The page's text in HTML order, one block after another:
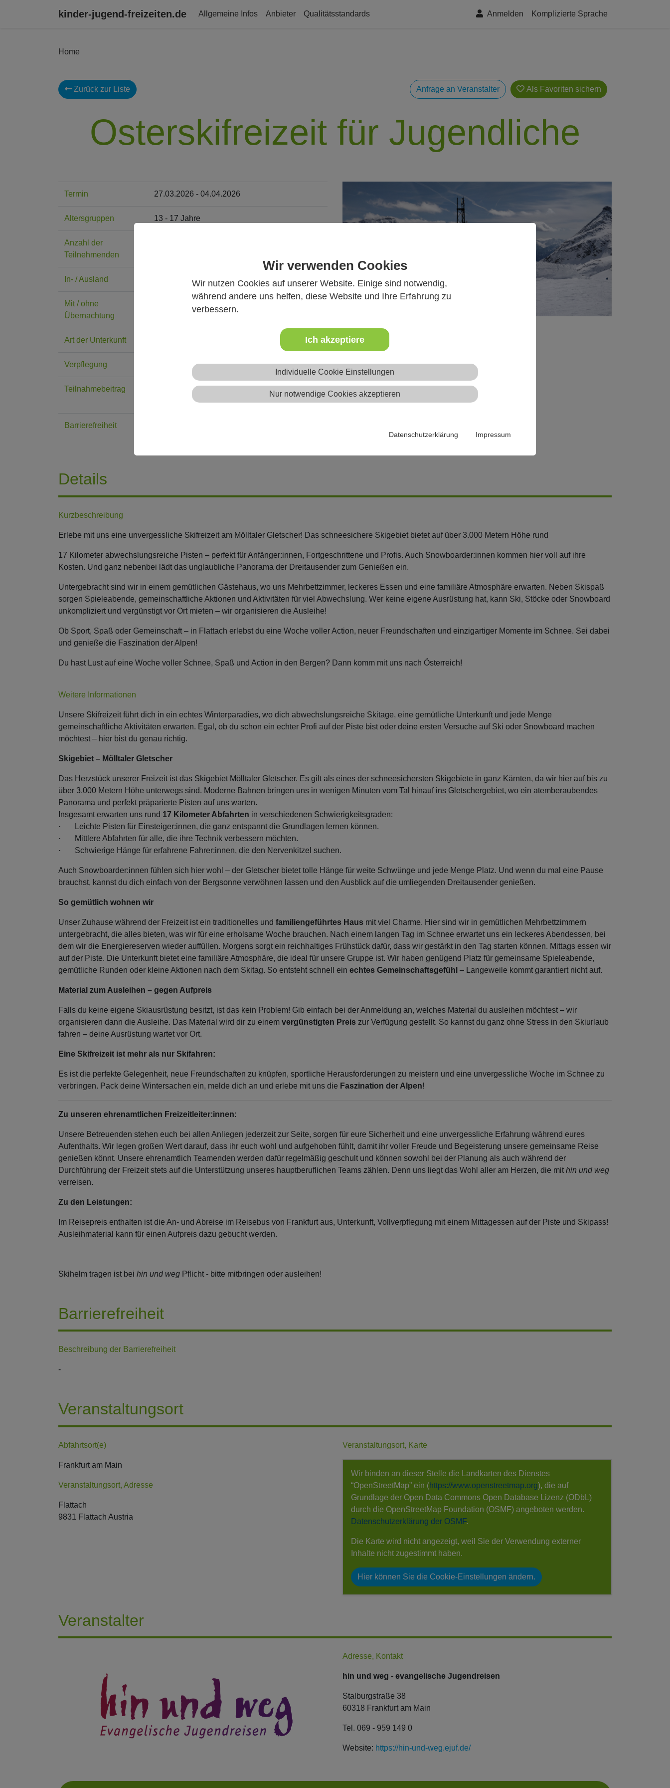
Wir verwenden Cookies
Wir nutzen Cookies auf unserer Website. Einige sind notwendig,
während andere uns helfen, diese Website und Ihre Erfahrung zu
verbessern.
Ich akzeptiere
Individuelle Cookie Einstellungen
Nur notwendige Cookies akzeptieren
Datenschutzerklärung Impressum
kinder-jugend-freizeiten.de Allgemeine Infos Anbieter Qualitätsstandards Anmelden Komplizierte Sprache
Home
Zurück zur Liste Anfrage an Veranstalter Als Favoriten
Osterskifreizeit für Jugendliche
Termin 27.03.2026 - 04.04.2026
Altersgruppen 13 - 17 Jahre
Anzahl der
Teilnehmenden
In- / Ausland
Mit / ohne
Übernachtung
Art der Unterkunft
Verpflegung Vollverpflegung
Teilnahmebeitrag
€ Frühbucher-Preis: 579€ p.P. // ab 01.02.2026:
Barrierefreiheit
Details
Kurzbeschreibung
Erlebe mit uns eine unvergessliche Skifreizeit am Mölltaler Gletscher! Das schneesichere Skigebiet bietet auf über 3.000 Metern Höhe rund
17 Kilometer abwechslungsreiche Pisten – perfekt für Anfänger:innen, Fortgeschrittene und Profis. Auch Snowboarder:innen kommen hier voll auf ihre
Kosten. Und ganz nebenbei lädt das unglaubliche Panorama der Dreitausender zum Genießen ein.
Untergebracht sind wir in einem gemütlichen Gästehaus, wo uns Mehrbettzimmer, leckeres Essen und eine familiäre Atmosphäre erwarten. Neben Skispaß
sorgen Spieleabende, gemeinschaftliche Aktionen und Aktivitäten für viel Abwechslung. Wer keine eigene Ausrüstung hat, kann Ski, Stöcke oder Snowboard
unkompliziert und vergünstigt vor Ort mieten – wir organisieren die Ausleihe!
Ob Sport, Spaß oder Gemeinschaft – in Flattach erlebst du eine Woche voller Action, neuer Freundschaften und einzigartiger Momente im Schnee. Sei dabei
und genieße die Faszination der Alpen!
Du hast Lust auf eine Woche voller Schnee, Spaß und Action in den Bergen? Dann komm mit uns nach Österreich!
Weitere Informationen
Unsere Skifreizeit führt dich in ein echtes Winterparadies, wo dich abwechslungsreiche Skitage, eine gemütliche Unterkunft und jede Menge
gemeinschaftliche Aktivitäten erwarten. Egal, ob du schon ein echter Profi auf der Piste bist oder deine ersten Versuche auf Ski oder Snowboard machen
möchtest – hier bist du genau richtig.
Skigebiet – Mölltaler Gletscher
Das Herzstück unserer Freizeit ist das Skigebiet Mölltaler Gletscher. Es gilt als eines der schneesichersten Skigebiete in ganz Kärnten, da wir hier auf bis zu
über 3.000 Metern Höhe unterwegs sind. Moderne Bahnen bringen uns in wenigen Minuten vom Tal hinauf ins Gletschergebiet, wo ein atemberaubendes
Panorama und perfekt präparierte Pisten auf uns warten.
Insgesamt erwarten uns rund 17 Kilometer Abfahrten in verschiedenen Schwierigkeitsgraden:
· Leichte Pisten für Einsteiger:innen, die ganz entspannt die Grundlagen lernen können.
· Mittlere Abfahrten für alle, die ihre Technik verbessern möchten.
· Schwierige Hänge für erfahrene Fahrer:innen, die den Nervenkitzel suchen.
Auch Snowboarder:innen fühlen sich hier wohl – der Gletscher bietet tolle Hänge für weite Schwünge und jede Menge Platz. Und wenn du mal eine Pause
brauchst, kannst du dich einfach von der Bergsonne verwöhnen lassen und den Ausblick auf die umliegenden Dreitausender genießen.
So gemütlich wohnen wir
Unser Zuhause während der Freizeit ist ein traditionelles und familiengeführtes Haus mit viel Charme. Hier sind wir in gemütlichen Mehrbettzimmern
untergebracht, die alles bieten, was wir für eine erholsame Woche brauchen. Nach einem langen Tag im Schnee erwartet uns ein leckeres Abendessen, bei
dem wir die Energiereserven wieder auffüllen. Morgens sorgt ein reichhaltiges Frühstück dafür, dass wir gestärkt in den Tag starten können. Mittags essen wir
auf der Piste. Die Unterkunft bietet eine familiäre Atmosphäre, die ideal für unsere Gruppe ist. Wir haben genügend Platz für gemeinsame Spieleabende,
gemütliche Runden oder kleine Aktionen nach dem Skitag. So entsteht schnell ein echtes Gemeinschaftsgefühl – Langeweile kommt garantiert nicht auf.
Material zum Ausleihen – gegen Aufpreis
Falls du keine eigene Skiausrüstung besitzt, ist das kein Problem! Gib einfach bei der Anmeldung an, welches Material du ausleihen möchtest – wir
organisieren dann die Ausleihe. Das Material wird dir zu einem vergünstigten Preis zur Verfügung gestellt. So kannst du ganz ohne Stress in den Skiurlaub
fahren – deine Ausrüstung wartet vor Ort.
Eine Skifreizeit ist mehr als nur Skifahren:
Es ist die perfekte Gelegenheit, neue Freundschaften zu knüpfen, sportliche Herausforderungen zu meistern und eine unvergessliche Woche im Schnee zu
verbringen. Pack deine Wintersachen ein, melde dich an und erlebe mit uns die Faszination der Alpen!
Zu unseren ehrenamtlichen Freizeitleiter:innen:
Unsere Betreuenden stehen euch bei allen Anliegen jederzeit zur Seite, sorgen für eure Sicherheit und eine unvergessliche Erfahrung während eures
Aufenthalts. Wir legen großen Wert darauf, dass ihr euch wohl und aufgehoben fühlt, damit ihr voller Freude und Begeisterung unsere gemeinsame Reise
genießen könnt. Unsere ehrenamtlich Teamenden werden dafür regelmäßig geschult und können sowohl bei der Planung als auch während der
Durchführung der Freizeit stets auf die Unterstützung unseres hauptberuflichen Teams zählen. Denn uns liegt das Wohl aller am Herzen, die mit hin und weg
verreisen.
Zu den Leistungen:
Im Reisepreis enthalten ist die An- und Abreise im Reisebus von Frankfurt aus, Unterkunft, Vollverpflegung mit einem Mittagessen auf der Piste und Skipass!
Ausleihmaterial kann für einen Aufpreis dazu gebucht werden.
Skihelm tragen ist bei hin und weg Pflicht - bitte mitbringen oder ausleihen!
Barrierefreiheit
Beschreibung der Barrierefreiheit
-
Veranstaltungsort
Abfahrtsort(e)
Frankfurt am Main
Veranstaltungsort, Adresse
Flattach
9831 Flattach Austria
Veranstaltungsort, Karte
Wir binden an dieser Stelle die Landkarten des Dienstes
“OpenStreetMap” ein (https://www.openstreetmap.org), die auf
Grundlage der Open Data Commons Open Database Lizenz (ODbL)
durch die OpenStreetMap Foundation (OSMF) angeboten werden.
Datenschutzerklärung der OSMF.
Die Karte wird nicht angezeigt, weil Sie der Verwendung externer
Inhalte nicht zugestimmt haben.
Hier können Sie die Cookie-Einstellungen ändern.
Veranstalter
Adresse, Kontakt
hin und weg - evangelische Jugendreisen
Stalburgstraße 38
60318 Frankfurt am Main
Tel. 069 - 959 149 0
Website: https://hin-und-weg.ejuf.de/